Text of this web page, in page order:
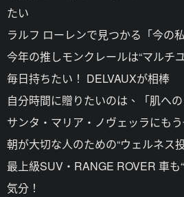
たい
ラルフ ローレンで見つかる「今の
今年の推しモンクレールは“マルチ
毎日持ちたい！ DELVAUXが相棒
自分時間に贈りたいのは、「肌への
サンタ・マリア・ノヴェッラにも
朝が大切な人のための“ウェルネス
最上級SUV・RANGE ROVER 車も
気分！